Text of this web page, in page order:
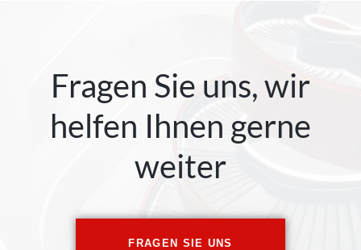
Fragen Sie uns, wir
helfen Ihnen gerne
weiter
FRAGEN SIE UNS